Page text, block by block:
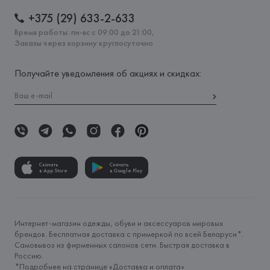
+375 (29) 633-2-633
Время работы: пн-вс с 09:00 до 21:00,
Заказы через корзину круглосуточно
Получайте уведомления об акциях и скидках:
Скачать
в App Store
Скачать
в Google Play
Интернет-магазин одежды, обуви и аксессуаров мировых
брендов. Бесплатная доставка с примеркой по всей Беларуси*.
Самовывоз из фирменных салонов сети. Быстрая доставка в
Россию.
*Подробнее на странице «Доставка и оплата»